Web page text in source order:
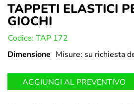
TAPPETI ELASTICI
GIOCHI
Codice: TAP 172
Dimensione Misure: su richiesta
AGGIUNGI AL PREVENTIVO